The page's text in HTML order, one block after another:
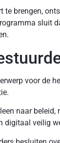
te brengen,
sluit
voor de
naar
digitaal veilig